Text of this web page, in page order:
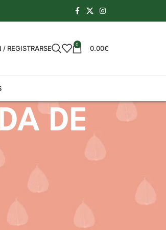
REGISTRARSE 0 0.00€
DE